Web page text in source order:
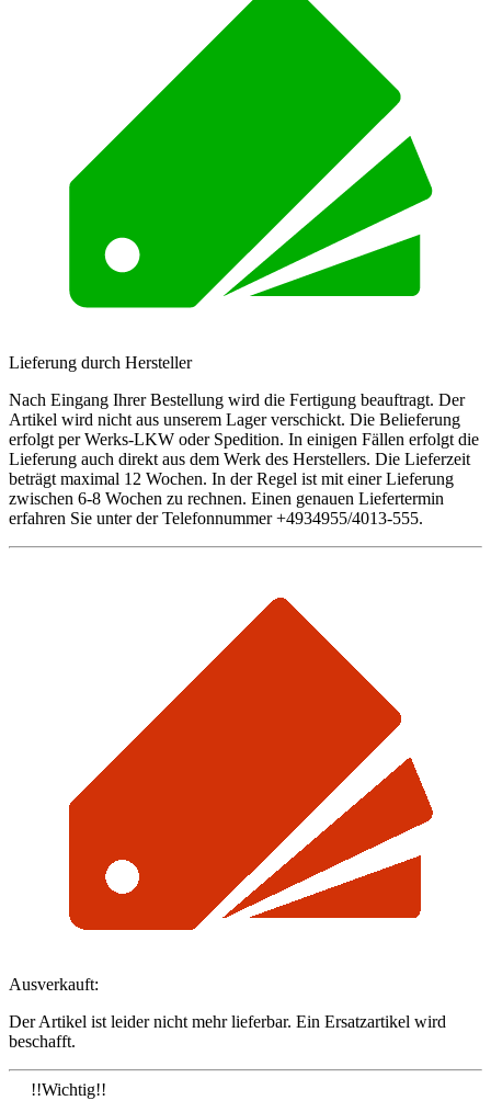
Lieferung durch Hersteller
Nach Eingang Ihrer Bestellung wird die Fertigung beauftragt. Der
Artikel wird nicht aus unserem Lager verschickt. Die Belieferung
erfolgt per Werks-LKW oder Spedition. In einigen Fällen erfolgt die
Lieferung auch direkt aus dem Werk des Herstellers. Die Lieferzeit
beträgt maximal 12 Wochen. In der Regel ist mit einer Lieferung
zwischen 6-8 Wochen zu rechnen. Einen genauen Liefertermin
erfahren Sie unter der Telefonnummer +4934955/4013-555.
Ausverkauft:
Der Artikel ist leider nicht mehr lieferbar. Ein Ersatzartikel wird
beschafft.
!!Wichtig!!